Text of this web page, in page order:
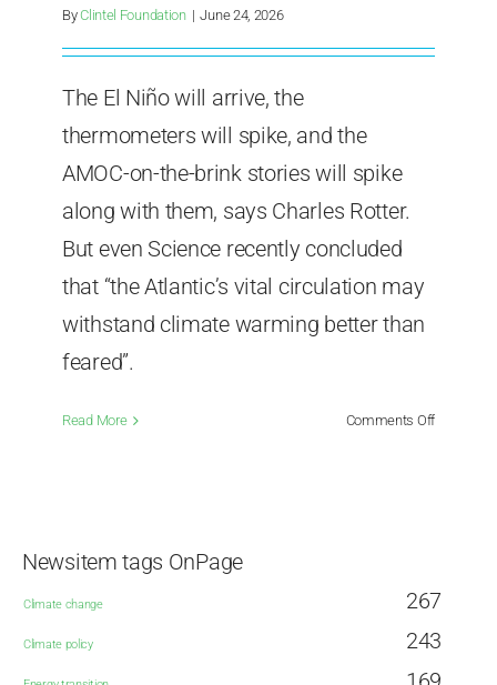
ByClintel Foundation | June 24, 2026
The El Niño will arrive, the
thermometers will spike, and the
AMOC-on-the-brink stories will spike
along with them, says Charles Rotter.
But even Science recently concluded
that “the Atlantic’s vital circulation may
withstand climate warming better than
feared”.
Read More Comments Offon
Just
Time
Newsitem tags OnPage
Climate change 267
Climate policy 243